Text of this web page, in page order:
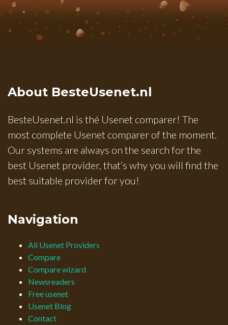
About BesteUsenet.nl
BesteUsenet.nl is thé Usenet comparer! The
most complete Usenet comparer of the moment.
Our systems are always on the search for the
best Usenet provider, that’s why you will find the
best suitable provider for you!
Navigation
All Usenet Providers
Compare
Compare wizard
Newsreaders
Free usenet
Usenet Blog
Contact